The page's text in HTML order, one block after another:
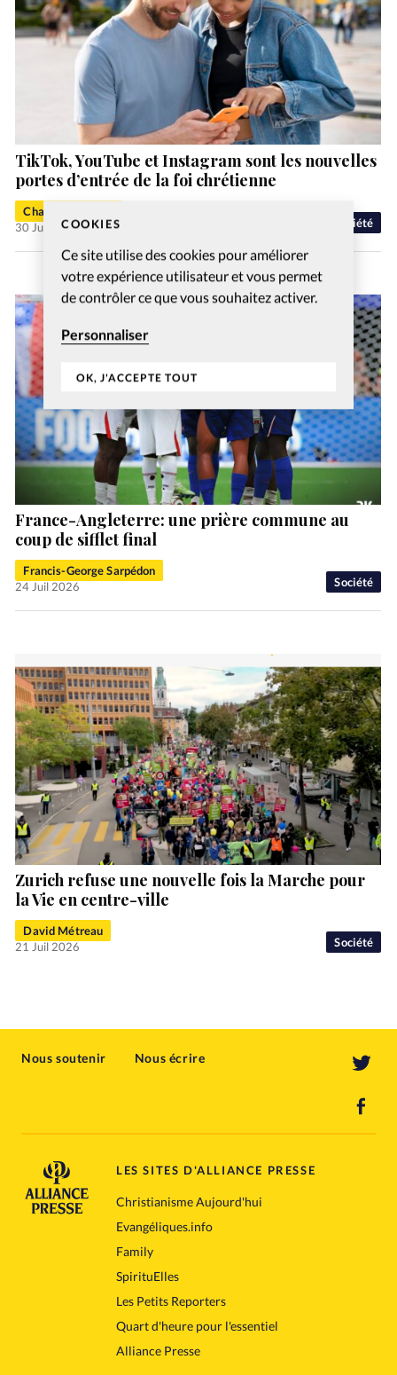
COOKIES
Ce site utilise des cookies pour améliorer
votre expérience utilisateur et vous permet
de contrôler ce que vous souhaitez activer.
Personnaliser
OK, J'ACCEPTE TOUT
Société
TikTok, YouTube et Instagram sont les nouvelles
portes d’entrée de la foi chrétienne
Charlotte Moulin
30 Juil 2026
Société
France-Angleterre: une prière commune au
coup de sifflet final
Francis-George Sarpédon
24 Juil 2026
Société
Zurich refuse une nouvelle fois la Marche pour
la Vie en centre-ville
David Métreau
21 Juil 2026
Nous soutenir Nous écrire
LES SITES D'ALLIANCE PRESSE
Christianisme Aujourd'hui
Evangéliques.info
Family
SpirituElles
Les Petits Reporters
Quart d'heure pour l'essentiel
Alliance Presse